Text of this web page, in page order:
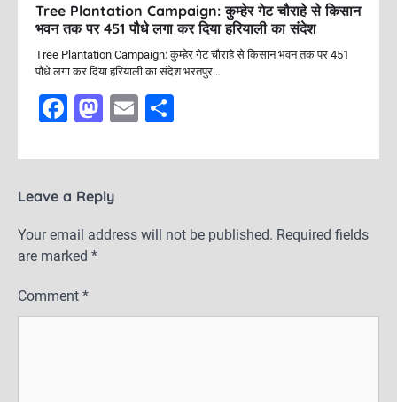
Tree Plantation Campaign: कुम्हेर गेट चौराहे से किसान
भवन तक पर 451 पौधे लगा कर दिया हरियाली का संदेश
Tree Plantation Campaign: कुम्हेर गेट चौराहे से किसान भवन तक पर 451
पौधे लगा कर दिया हरियाली का संदेश भरतपुर…
F
c
e
b
o
k
M
st
o
d
o
E
ai ar
Leave a Reply
Your email address will not be published. Required fields
are marked *
Comment *